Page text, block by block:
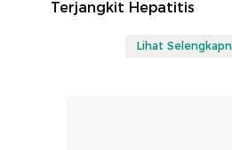
Terjangkit Hepatitis
Lihat